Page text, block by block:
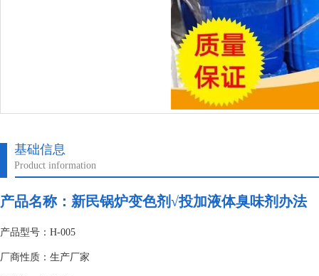
基础信息
Product information
产品名称： 新民锅炉变色剂√投加液体臭味剂办法
产品型号：H-005
厂商性质：生产厂家